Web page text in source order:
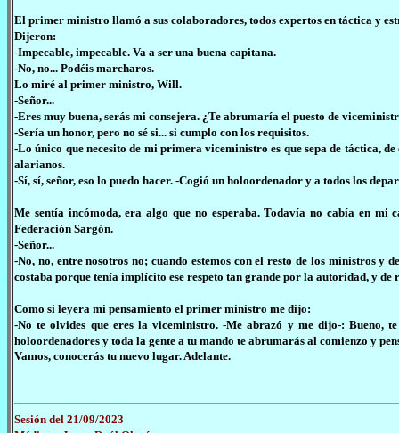
El primer ministro llamó a sus colaboradores, todos expertos en táctica y
Dijeron:
-Impecable, impecable. Va a ser una buena capitana.
-No, no... Podéis marcharos.
Lo miré al primer ministro, Will.
-Señor...
-Eres muy buena, serás mi consejera. ¿Te abrumaría el puesto de
-Sería un honor, pero no sé si... si cumplo con los requisitos.
-Lo único que necesito de mi primera viceministro es que sepa de táctica,
alarianos.
-Sí, sí, señor, eso lo puedo hacer. -Cogió un holoordenador y a todos los
Me sentía incómoda, era algo que no esperaba. Todavía no cabía en mi
Federación Sargón.
-Señor...
-No, no, entre nosotros no; cuando estemos con el resto de los ministros
costaba porque tenía implícito ese respeto tan grande por la autoridad, y de
Como si leyera mi pensamiento el primer ministro me dijo:
-No te olvides que eres la viceministro. -Me abrazó y me dijo-: Bueno,
holoordenadores y toda la gente a tu mando te abrumarás al comienzo y
Vamos, conocerás tu nuevo lugar. Adelante.
Sesión del 21/09/2023